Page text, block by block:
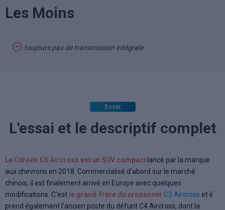
Les Moins
toujours pas de transmission intégrale
Essai
L'essai et le descriptif complet
Le Citroën C5 Aircross est un SUV compact lancé par la marque
aux chevrons en 2018. Commercialisé d'abord sur le marché
chinois, il est finalement arrivé en Europe avec quelques
modifications. C'est le grand-frère du crossover C3 Aircross et il
prend également l'ancien poste du défunt C4 Aircross, dont la